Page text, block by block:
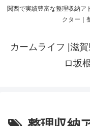
関西で実績豊富な整理収納ア
クター｜
カームライフ |滋
ロ坂